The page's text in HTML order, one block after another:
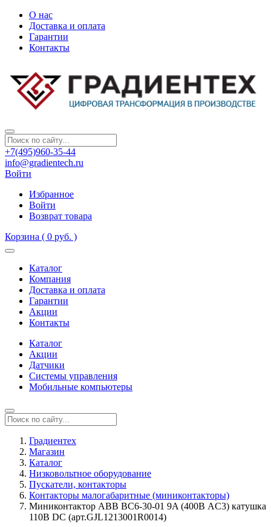
О нас
Доставка и оплата
Гарантии
Контакты
+7(495)960-35-44
info@gradientech.ru
Войти
Избранное
Войти
Возврат товара
Корзина ( 0 руб. )
Каталог
Компания
Доставка и оплата
Гарантии
Акции
Контакты
Каталог
Акции
Датчики
Системы управления
Мобильные компьютеры
Градиентех
Магазин
Каталог
Низковольтное оборудование
Пускатели, контакторы
Контакторы малогабаритные (миниконтакторы)
Миниконтактор ABB ВC6-30-01 9A (400В AC3) катушка
110В DС (арт.GJL1213001R0014)